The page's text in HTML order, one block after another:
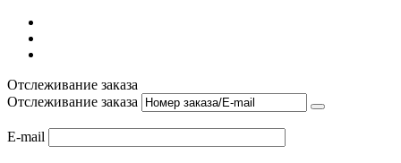
Отслеживание заказа
Отслеживание заказа
E-mail